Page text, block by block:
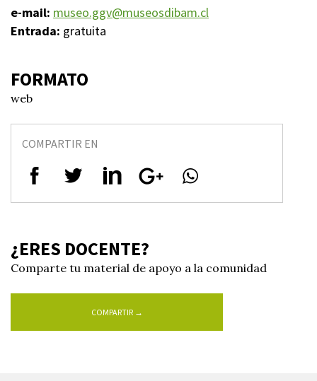
e-mail: museo.ggv@museosdibam.cl
Entrada: gratuita
FORMATO
web
COMPARTIR EN
¿ERES DOCENTE?
Comparte tu material de apoyo a la comunidad
COMPARTIR →